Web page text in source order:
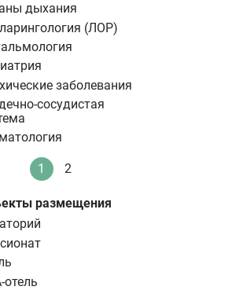
дыхания
(ЛОР)
заболевания
сосудистая
Текущая
1 Стандартное
2
размещения